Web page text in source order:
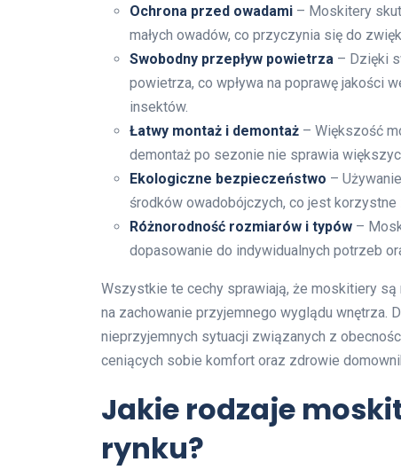
Ochrona przed owadami – Moskitery
małych owadów, co przyczynia się do
Swobodny przepływ powietrza – Dzięki
powietrza, co wpływa na poprawę jakości
insektów.
Łatwy montaż i demontaż – Większość
demontaż po sezonie nie sprawia
Ekologiczne bezpieczeństwo –
środków owadobójczych, co jest
Różnorodność rozmiarów i typów –
dopasowanie do indywidualnych potrzeb
Wszystkie te cechy sprawiają, że moskitiery
na zachowanie przyjemnego wyglądu wnętrza.
nieprzyjemnych sytuacji związanych z
ceniących sobie komfort oraz zdrowie
Jakie rodzaje
rynku?